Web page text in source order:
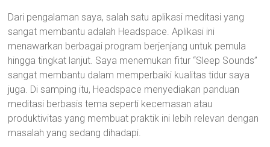
Dari pengalaman saya, salah satu aplikasi meditasi yang
sangat membantu adalah Headspace. Aplikasi ini
menawarkan berbagai program berjenjang untuk pemula
hingga tingkat lanjut. Saya menemukan fitur “Sleep Sounds”
sangat membantu dalam memperbaiki kualitas tidur saya
juga. Di samping itu, Headspace menyediakan panduan
meditasi berbasis tema seperti kecemasan atau
produktivitas yang membuat praktik ini lebih relevan dengan
masalah yang sedang dihadapi.